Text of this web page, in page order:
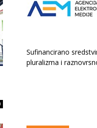
Sufinancirano
pluralizma i